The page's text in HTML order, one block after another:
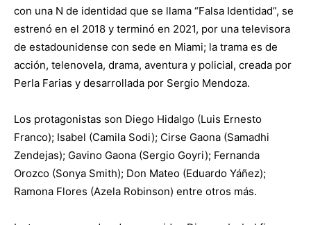
con una N de identidad que se llama “Falsa Identidad”, se
estrenó en el 2018 y terminó en 2021, por una televisora
de estadounidense con sede en Miami; la trama es de
acción, telenovela, drama, aventura y policial, creada por
Perla Farias y desarrollada por Sergio Mendoza.
Los protagonistas son Diego Hidalgo (Luis Ernesto
Franco); Isabel (Camila Sodi); Cirse Gaona (Samadhi
Zendejas); Gavino Gaona (Sergio Goyri); Fernanda
Orozco (Sonya Smith); Don Mateo (Eduardo Yáñez);
Ramona Flores (Azela Robinson) entre otros más.